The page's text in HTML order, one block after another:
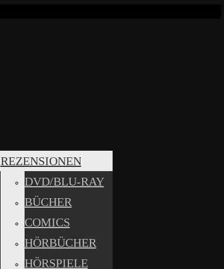
REZENSIONEN
DVD/BLU-RAY
BÜCHER
COMICS
HÖRBÜCHER
HÖRSPIELE